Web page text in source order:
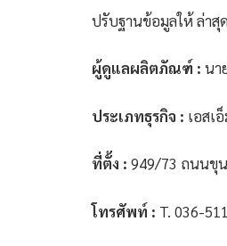
ปรับฐานข้อมูลให้ ล่า
ผู้ดูแลผลิตภัณฑ์ : นา
ประเภทธุรกิจ : เอสเ
ที่ตั้ง : 949/73 ถนนขุน
โทรศัพท์ : T. 036-